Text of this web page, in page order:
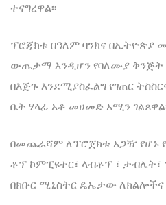
ተናግረዋል፡፡
ፕሮጃክቱ በዓለም ባንክና በኢትዮጵያ
ውጤታማ እንዲሆን የባለሙያ ቅንጅት
በእጅጉ እንደሚያስፈልግ የገጠር
ቤት ሃላፊ አቶ መሀመድ አሚን
በመጨራሻም ለፕሮጀክቱ አጋዥ የሆኑ
ቶፕ ኮምፒዩተር፣ ላብቶፕ ፣ ታብሌት፣
በክቡር ሚኒስትር ዴኤታው ለክልሎችና